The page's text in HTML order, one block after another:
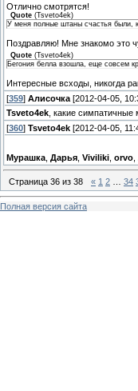
Отлично смотрятся!
Quote (Tsveto4ek)
У меня полные штаны счастья были,
Поздравляю! Мне знакомо это
Quote (Tsveto4ek)
Бегония белла взошла, еще совсем
Интересные всходы, никогда
[359] Алисочка [2012-04-05,
Tsveto4ek , какие
[360] Tsveto4ek [2012-04-05,
Мурашка Дарья Viviliki orvo
Страница 36 из 38 « 1 2 34
Полная версия сайта